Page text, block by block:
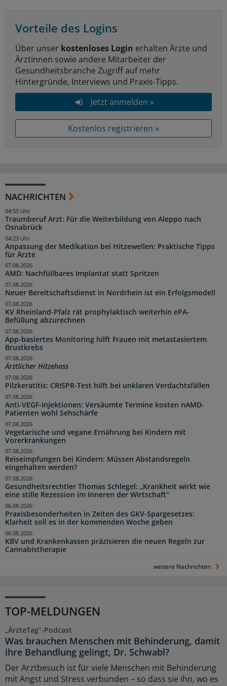
Vorteile des Logins
Über unser kostenloses Login erhalten Ärzte und
Ärztinnen sowie andere Mitarbeiter der
Gesundheitsbranche Zugriff auf mehr
Hintergründe, Interviews und Praxis-Tipps.
Jetzt anmelden »
Kostenlos registrieren »
NACHRICHTEN
Traumberuf Arzt: Für die Weiterbildung von Aleppo nach
Osnabrück
04:55 Uhr
Anpassung der Medikation bei Hitzewellen: Praktische Tipps
für Ärzte
04:23 Uhr
AMD: Nachfüllbares Implantat statt Spritzen
07.08.2026
Neuer Bereitschaftsdienst in Nordrhein ist ein Erfolgsmodell
07.08.2026
KV Rheinland-Pfalz rät prophylaktisch weiterhin ePA-
Befüllung abzurechnen
07.08.2026
App-basiertes Monitoring hilft Frauen mit metastasiertem
Brustkrebs
07.08.2026
Ärztlicher Hitzehass
07.08.2026
Pilzkeratitis: CRISPR-Test hilft bei unklaren Verdachtsfällen
07.08.2026
Anti-VEGF-Injektionen: Versäumte Termine kosten nAMD-
Patienten wohl Sehschärfe
07.08.2026
Vegetarische und vegane Ernährung bei Kindern mit
Vorerkrankungen
07.08.2026
Reiseimpfungen bei Kindern: Müssen Abstandsregeln
eingehalten werden?
07.08.2026
Gesundheitsrechtler Thomas Schlegel: „Krankheit wirkt wie
eine stille Rezession im Inneren der Wirtschaft“
07.08.2026
Praxisbesonderheiten in Zeiten des GKV-Spargesetzes:
Klarheit soll es in der kommenden Woche geben
06.08.2026
KBV und Krankenkassen präzisieren die neuen Regeln zur
Cannabistherapie
06.08.2026
weitere Nachrichten
TOP-MELDUNGEN
„ÄrzteTag“-Podcast
Was brauchen Menschen mit Behinderung, damit
ihre Behandlung gelingt, Dr. Schwabl?
Der Arztbesuch ist für viele Menschen mit Behinderung
mit Angst und Stress verbunden – so dass sie ihn, wo es